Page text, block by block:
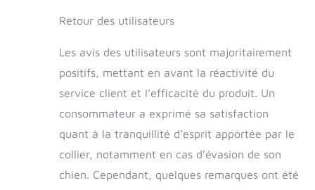
Retour des utilisateurs
Les avis des utilisateurs sont majoritairement
positifs, mettant en avant la réactivité du
service client et l’efficacité du produit. Un
consommateur a exprimé sa satisfaction
quant à la tranquillité d’esprit apportée par le
collier, notamment en cas d’évasion de son
chien. Cependant, quelques remarques ont été